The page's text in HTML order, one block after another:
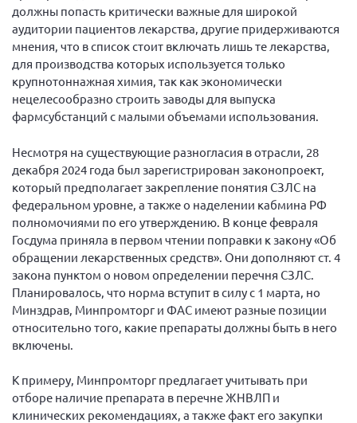
Общероссийская РС
Алтайский край
Архангельская область
Брянская область
Владимирская область
Воронежская область
Ивановская область
Калининградская область
Кемеровская область
Кировская область
Краснодарский край
Красноярский край
Липецкая область
г. Москва
Московская область
должны попасть критически важные для широкой
аудитории пациентов лекарства, другие придерживаются
мнения, что в список стоит включать лишь те лекарства,
для производства которых используется только
крупнотоннажная химия, так как экономически
нецелесообразно строить заводы для выпуска
фармсубстанций с малыми объемами использования.
Несмотря на существующие разногласия в отрасли, 28
декабря 2024 года был зарегистрирован законопроект,
который предполагает закрепление понятия СЗЛС на
федеральном уровне, а также о наделении кабмина РФ
полномочиями по его утверждению. В конце февраля
Госдума приняла в первом чтении поправки к закону «Об
обращении лекарственных средств». Они дополняют ст. 4
закона пунктом о новом определении перечня СЗЛС.
Планировалось, что норма вступит в силу с 1 марта, но
Минздрав, Минпромторг и ФАС имеют разные позиции
относительно того, какие препараты должны быть в него
включены.
К примеру, Минпромторг предлагает учитывать при
отборе наличие препарата в перечне ЖНВЛП и
клинических рекомендациях, а также факт его закупки